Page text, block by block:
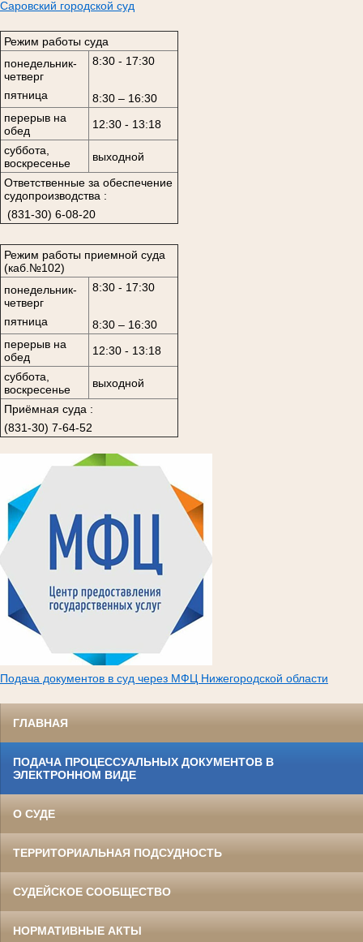
Саровский городской суд
Режим работы суда
понедельник-
четверг
пятница
8:30 - 17:30
8:30 – 16:30
перерыв на
обед
12:30 - 13:18
суббота,
воскресенье
выходной
Ответственные за обеспечение
судопроизводства :
(831-30) 6-08-20
Режим работы приемной суда
(каб.№102)
понедельник-
четверг
пятница
8:30 - 17:30
8:30 – 16:30
перерыв на
обед
12:30 - 13:18
суббота,
воскресенье
выходной
Приёмная суда :
(831-30) 7-64-52
Подача документов в суд через МФЦ Нижегородской области
ГЛАВНАЯ
ПОДАЧА ПРОЦЕССУАЛЬНЫХ ДОКУМЕНТОВ В
ЭЛЕКТРОННОМ ВИДЕ
О СУДЕ
ТЕРРИТОРИАЛЬНАЯ ПОДСУДНОСТЬ
СУДЕЙСКОЕ СООБЩЕСТВО
НОРМАТИВНЫЕ АКТЫ